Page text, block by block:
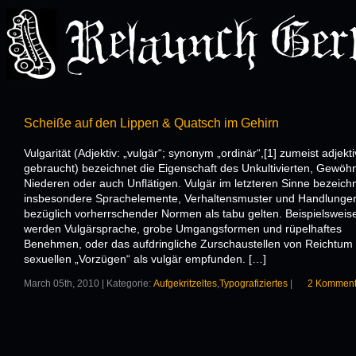
Scheiße auf den Lippen & Quatsch im Gehirn
Vulgarität (Adjektiv: „vulgär“; synonym „ordinär“,[1] zumeist
gebraucht) bezeichnet die Eigenschaft des Unkultivierten,
Niederen oder auch Unflätigen. Vulgär im letzteren Sinne
insbesondere Sprachelemente, Verhaltensmuster und
bezüglich vorherrschender Normen als tabu gelten.
werden Vulgärsprache, grobe Umgangsformen und rüpelhaftes
Benehmen, oder das aufdringliche Zurschaustellen von Reichtum
sexuellen „Vorzügen“ als vulgär empfunden. […]
March 05th, 2010 | Kategorie: Aufgekritzeltes,Typografiziertes 2